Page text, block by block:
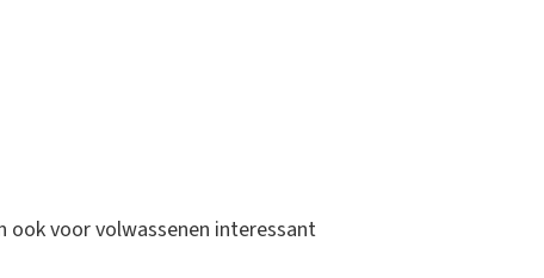
ook voor volwassenen interessant